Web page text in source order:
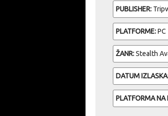
PUBLISHER:
PLATFORME:PC
ŽANR:Stealth
DATUM
PLATFORMA NA